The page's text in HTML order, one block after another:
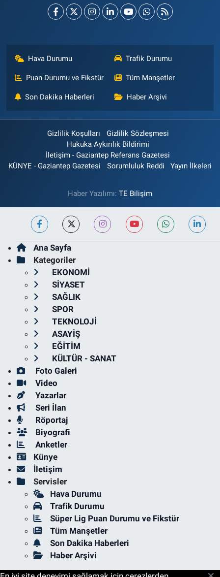
Hava Durumu Trafik Durumu
Puan Durumu ve Fikstür Tüm Manşetler
Son Dakika Haberleri Haber Arşivi
Gizlilik Koşulları
Gizlilik Sözleşmesi
Hukuka Aykırılık Bildirimi
İletişim - Gaziantep Referans Gazetesi
KÜNYE - Gaziantep Gazetesi
Sorumluluk Reddi Yayın İlkeleri
Haber Yazılımı: TE Bilişim
Ana Sayfa
Kategoriler
EKONOMİ
SİYASET
SAĞLIK
SPOR
TEKNOLOJİ
ASAYİŞ
EĞİTİM
KÜLTÜR - SANAT
Foto Galeri
Video
Yazarlar
Seri İlan
Röportaj
Biyografi
Anketler
Künye
İletişim
Servisler
Hava Durumu
Trafik Durumu
Süper Lig Puan Durumu ve Fikstür
Tüm Manşetler
Son Dakika Haberleri
Haber Arşivi